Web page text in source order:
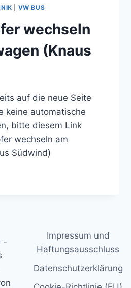
VW BUS
wechseln
(Knaus
auf die neue Seite
keine automatische
bitte diesem Link
wechseln am
Südwind)
W
-
Impressum und
Haftungsausschluss
Datenschutzerklärung